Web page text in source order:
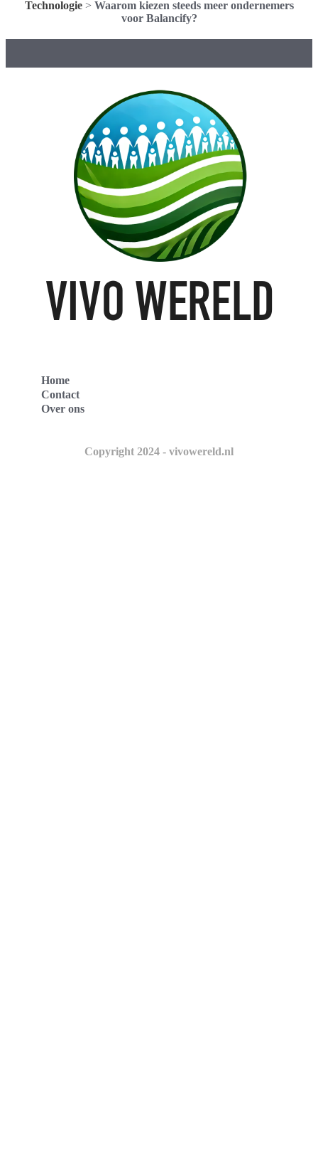
Technologie> Waarom kiezen steeds meer ondernemers
voor Balancify?
Home
Contact
Over ons
Copyright 2024 - vivowereld.nl